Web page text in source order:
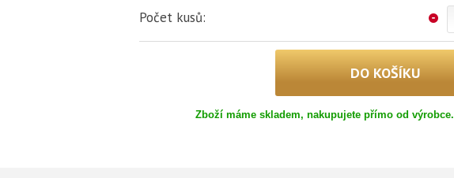
Počet kusů:
Zboží máme skladem, nakupujete přímo od výrobce.